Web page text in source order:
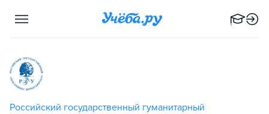
Российский государственный гуманитарный